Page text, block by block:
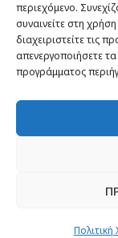
περιεχόμενο.
συναινείτε στη
διαχειριστείτε τις
απενεργοποιήσετε
προγράμματος
“H μόνη